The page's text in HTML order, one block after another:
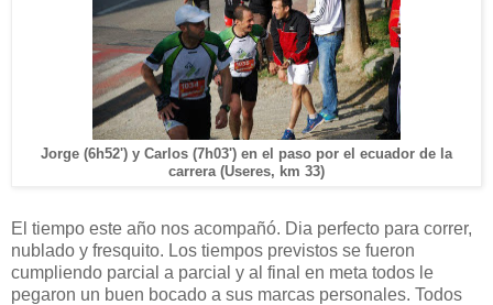
Jorge (6h52') y Carlos (7h03') en el paso por el ecuador de la
carrera (Useres, km 33)
El tiempo este año nos acompañó. Dia perfecto para correr,
nublado y fresquito. Los tiempos previstos se fueron
cumpliendo parcial a parcial y al final en meta todos le
pegaron un buen bocado a sus marcas personales. Todos